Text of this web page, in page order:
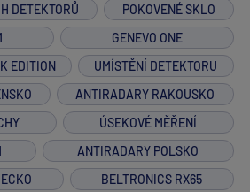
DETEKTORŮ
POKOVENÉ SKLO
GENEVO ONE
EDITION
UMÍSTĚNÍ DETEKTORU
ANTIRADARY RAKOUSKO
ÚSEKOVÉ MĚŘENÍ
ANTIRADARY POLSKO
BELTRONICS RX65